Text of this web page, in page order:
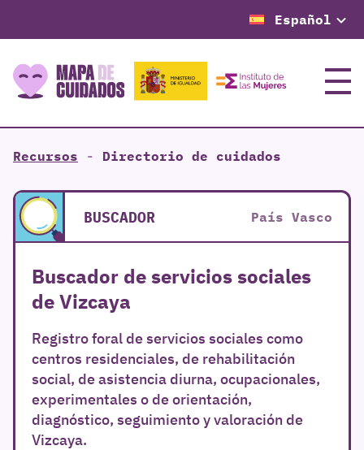
Español
Menú
Recursos - Directorio de cuidados
BUSCADOR País Vasco
Buscador de servicios sociales
de Vizcaya
Registro foral de servicios sociales como
centros residenciales, de rehabilitación
social, de asistencia diurna, ocupacionales,
experimentales o de orientación,
diagnóstico, seguimiento y valoración de
Vizcaya.